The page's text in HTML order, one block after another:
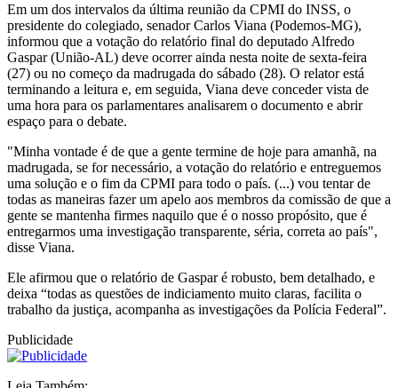
Em um dos intervalos da última reunião da CPMI do INSS, o
presidente do colegiado, senador Carlos Viana (Podemos-MG),
informou que a votação do relatório final do deputado Alfredo
Gaspar (União-AL) deve ocorrer ainda nesta noite de sexta-feira
(27) ou no começo da madrugada do sábado (28). O relator está
terminando a leitura e, em seguida, Viana deve conceder vista de
uma hora para os parlamentares analisarem o documento e abrir
espaço para o debate.
"Minha vontade é de que a gente termine de hoje para amanhã, na
madrugada, se for necessário, a votação do relatório e entreguemos
uma solução e o fim da CPMI para todo o país. (...) vou tentar de
todas as maneiras fazer um apelo aos membros da comissão de que a
gente se mantenha firmes naquilo que é o nosso propósito, que é
entregarmos uma investigação transparente, séria, correta ao país",
disse Viana.
Ele afirmou que o relatório de Gaspar é robusto, bem detalhado, e
deixa “todas as questões de indiciamento muito claras, facilita o
trabalho da justiça, acompanha as investigações da Polícia Federal”.
Publicidade